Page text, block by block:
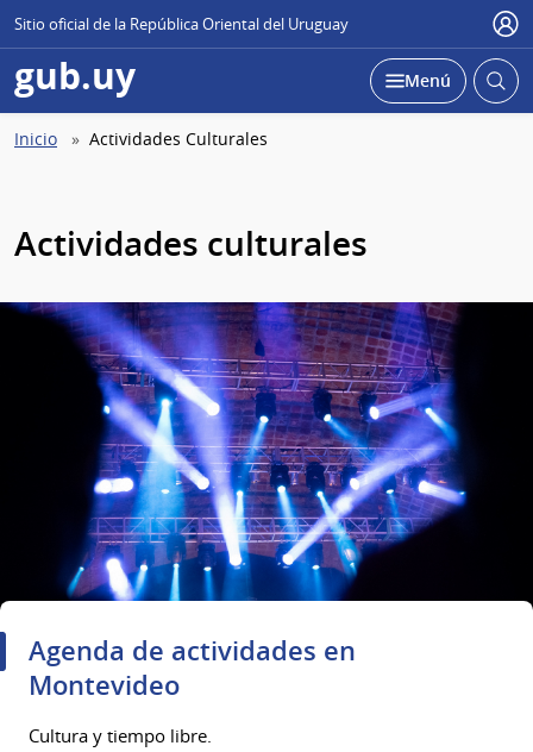
Sitio oficial de la República Oriental del Uruguay
gub.uy Abierta
Desplegar
Menú Abrir
Ruta
Inicio Actividades Culturales
Actividades culturales
Agenda de actividades en
Montevideo
Cultura y tiempo libre.